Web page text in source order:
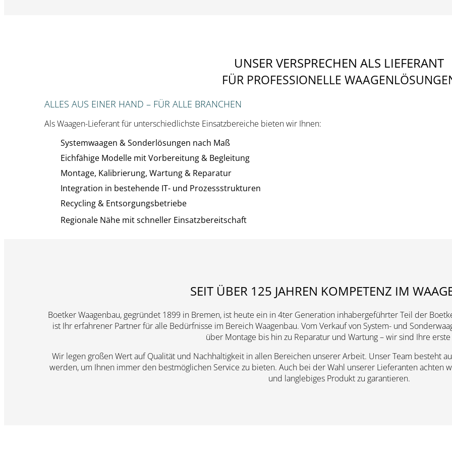
UNSER VERSPRECHEN ALS LIEFERANT
FÜR PROFESSIONELLE
ALLES AUS EINER HAND – FÜR ALLE BRANCHEN
Als Waagen-Lieferant für unterschiedlichste Einsatzbereiche bieten wir Ihnen:
Systemwaagen & Sonderlösungen nach Maß
Eichfähige Modelle mit Vorbereitung & Begleitung
Montage, Kalibrierung, Wartung & Reparatur
Integration in bestehende IT- und Prozessstrukturen
Recycling & Entsorgungsbetriebe
Regionale Nähe mit schneller Einsatzbereitschaft
SEIT ÜBER 125 JAHREN KOMPETENZ IM
Boetker Waagenbau, gegründet 1899 in Bremen, ist heute ein in 4ter Generation inhabergeführter Teil der
ist Ihr erfahrener Partner für alle Bedürfnisse im Bereich Waagenbau. Vom Verkauf von System- und
über Montage bis hin zu Reparatur und Wartung – wir sind Ihre erste
Wir legen großen Wert auf Qualität und Nachhaltigkeit in allen Bereichen unserer Arbeit. Unser Team besteht
werden, um Ihnen immer den bestmöglichen Service zu bieten. Auch bei der Wahl unserer Lieferanten achten
und langlebiges Produkt zu garantieren.